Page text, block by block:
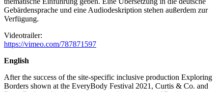
Gebärdensprache und eine Audiodeskription stehen außerdem zur
Verfügung.
Videotrailer:
https://vimeo.com/787871597
English
After the success of the site-specific inclusive production Exploring
Borders shown at the EveryBody Festival 2021, Curtis & Co. and